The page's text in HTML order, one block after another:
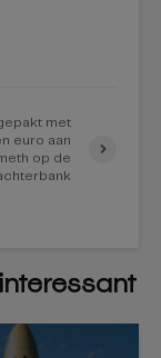
met
euro aan
op de